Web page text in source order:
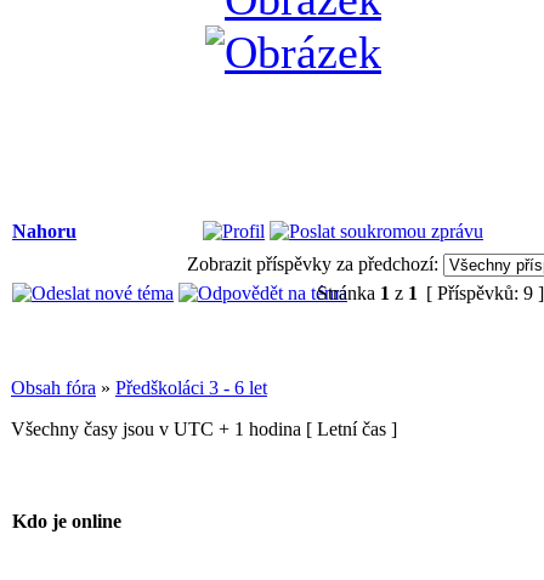
Nahoru
Zobrazit příspěvky za předchozí:
Stránka 1 z 1 [ Příspěvků: 9
Obsah fóra » Předškoláci 3 - 6 let
Všechny časy jsou v UTC + 1 hodina [ Letní čas ]
Kdo je online